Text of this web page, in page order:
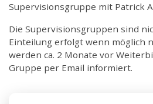
Supervisionsgruppe mit Patrick
Die Supervisionsgruppen sind
Einteilung erfolgt wenn möglich
werden ca. 2 Monate vor
Gruppe per Email informiert.